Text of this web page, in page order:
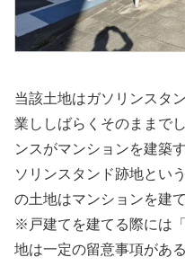
当該土地はガソリンスタ
業ししばらくそのままで
ンスがマンションを建築
ソリンスタンド跡地とい
の土地はマンションを建
※戸建てを建てる際には
地は一定の留意事項があ